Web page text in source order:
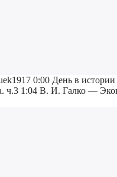
0:00 День в
ч.3 1:04 В. И. Галко —